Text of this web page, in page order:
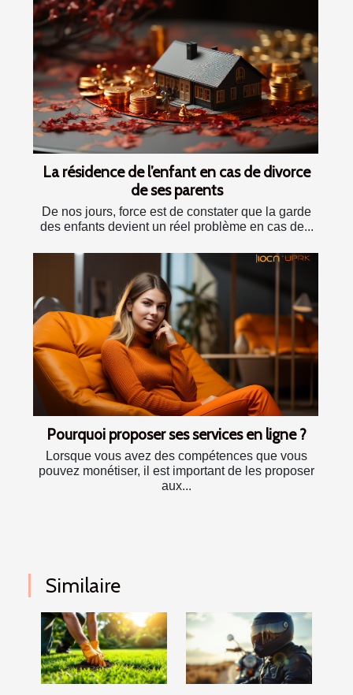
La résidence de l’enfant en cas de divorce
de ses parents
De nos jours, force est de constater que la garde
des enfants devient un réel problème en cas de...
Pourquoi proposer ses services en ligne ?
Lorsque vous avez des compétences que vous
pouvez monétiser, il est important de les proposer
aux...
Similaire